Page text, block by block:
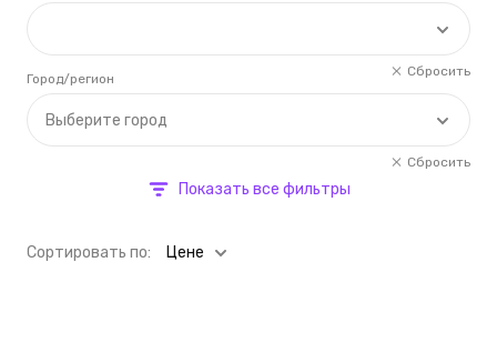
Сбросить
Выберите город
Город/регион
Сбросить
Показать все фильтры
Cортировать по: Цене